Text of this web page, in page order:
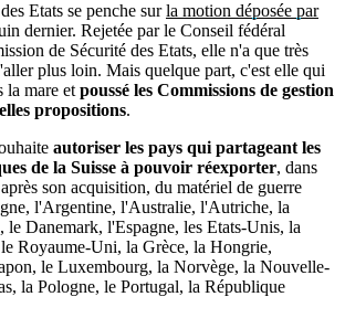
Etats se penche surla motion déposée par
dernier. Rejetée par le Conseil fédéral
de Sécurité des Etats, elle n'a que très
plus loin. Mais quelque part, c'est elle qui
la mare et poussé les Commissions de gestion
propositions.
autoriser les pays qui partageant les
de la Suisse à pouvoir réexporter, dans
son acquisition, du matériel de guerre
l'Argentine, l'Australie, l'Autriche, la
le Danemark, l'Espagne, les Etats-Unis, la
Royaume-Uni, la Grèce, la Hongrie,
le Luxembourg, la Norvège, la Nouvelle-
la Pologne, le Portugal, la République